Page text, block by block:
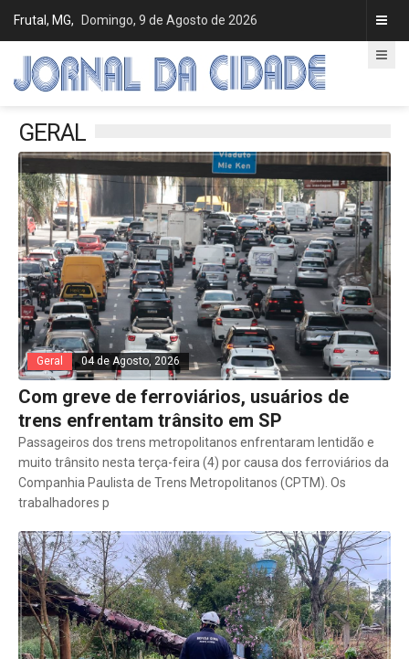
Frutal, MG, Domingo, 9 de Agosto de 2026
GERAL
Geral 04 de Agosto, 2026
Com greve de ferroviários, usuários de
trens enfrentam trânsito em SP
Passageiros dos trens metropolitanos enfrentaram lentidão e
muito trânsito nesta terça-feira (4) por causa dos ferroviários da
Companhia Paulista de Trens Metropolitanos (CPTM). Os
trabalhadores p